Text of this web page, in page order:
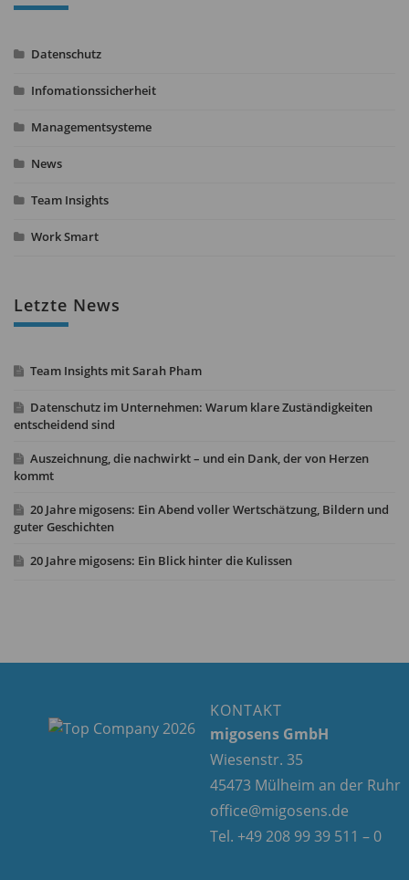
Datenschutz
Infomationssicherheit
Managementsysteme
News
Team Insights
Work Smart
Letzte News
Team Insights mit Sarah Pham
Datenschutz im Unternehmen: Warum klare Zuständigkeiten
entscheidend sind
Auszeichnung, die nachwirkt – und ein Dank, der von Herzen
kommt
20 Jahre migosens: Ein Abend voller Wertschätzung, Bildern und
guter Geschichten
20 Jahre migosens: Ein Blick hinter die Kulissen
KONTAKT
migosens GmbH
Wiesenstr. 35
45473 Mülheim an der Ruhr
office@migosens.de
Tel. +49 208 99 39 511 – 0